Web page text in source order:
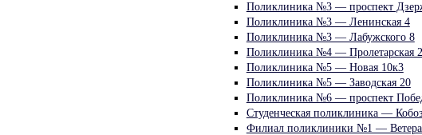
Поликлиника №3 — проспект
Поликлиника №3 — Ленинская 4
Поликлиника №3 — Лабужского 8
Поликлиника №4 — Пролетарская
Поликлиника №5 — Новая 10к3
Поликлиника №5 — Заводская 20
Поликлиника №6 — проспект
Студенческая поликлиника —
Филиал поликлиники №1 —